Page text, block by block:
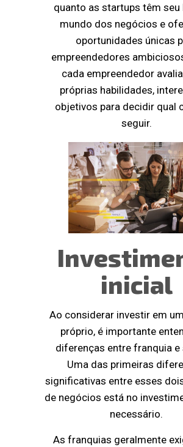
quanto as startups têm seu
mundo dos negócios e
oportunidades únicas
empreendedores
cada empreendedor
próprias habilidades,
objetivos para decidir qual
seguir.
inicial
Ao considerar investir em
próprio, é importante
diferenças entre franquia e
Uma das primeiras
significativas entre esses
de negócios está no
necessário.
As franquias geralmente